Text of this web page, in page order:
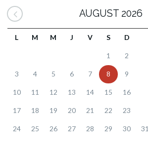
AUGUST 2026
L M M J V S D
1 2
3 4 5 6 7 8 9
10 11 12 13 14 15 16
17 18 19 20 21 22 23
24 25 26 27 28 29 30 31